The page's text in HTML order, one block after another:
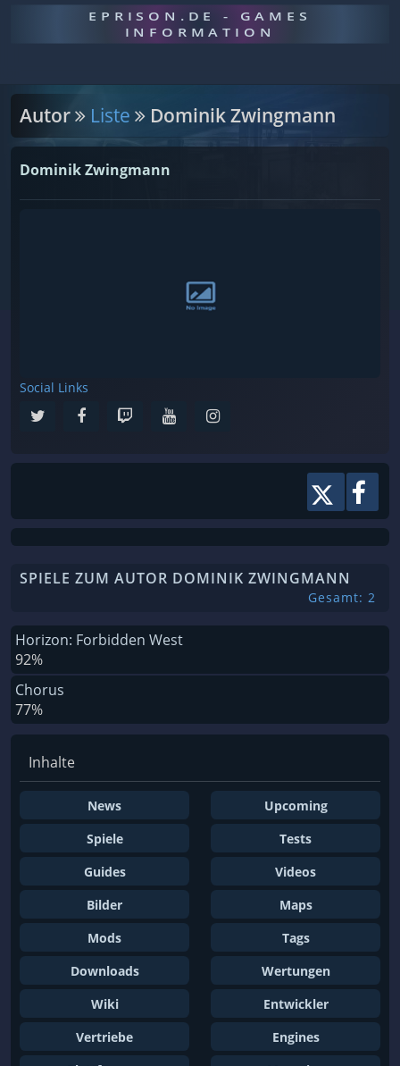
EPRISON.DE - GAMES
INFORMATION
Autor Liste Dominik Zwingmann
Dominik Zwingmann
Social Links
SPIELE ZUM AUTOR DOMINIK ZWINGMANN
Gesamt: 2
Horizon: Forbidden West
92%
Chorus
77%
Inhalte
News
Upcoming
Spiele
Tests
Guides
Videos
Bilder
Maps
Mods
Tags
Downloads
Wertungen
Wiki
Entwickler
Vertriebe
Engines